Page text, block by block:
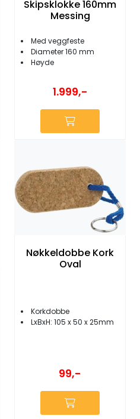
Skipsklokke 160mm
Messing
Med veggfeste
Diameter 160 mm
Høyde
1.999,-
5.0 av 5 mulige
Nøkkeldobbe Kork
Oval
Korkdobbe
LxBxH: 105 x 50 x 25mm
99,-